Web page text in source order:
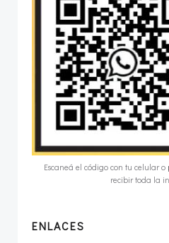
Escaneá el código con tu celular o
recibir toda la
ENLACES